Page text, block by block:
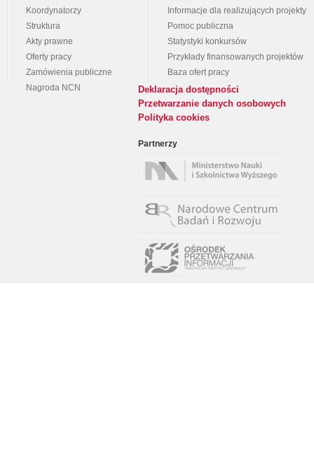
Koordynatorzy
Struktura
Akty prawne
Oferty pracy
Zamówienia publiczne
Nagroda NCN
Informacje dla realizujących projekty
Pomoc publiczna
Statystyki konkursów
Przykłady finansowanych projektów
Baza ofert pracy
Deklaracja dostępności
Przetwarzanie danych osobowych
Polityka cookies
Partnerzy